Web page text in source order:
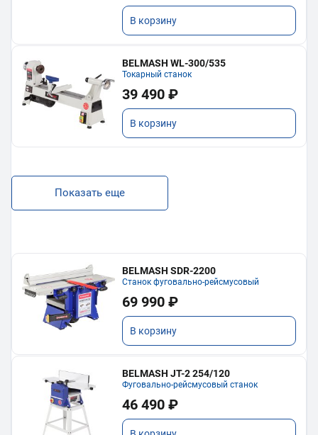
В корзину
BELMASH WL-300/535
Токарный станок
39 490 ₽
В корзину
Показать еще
BELMASH SDR-2200
Станок фуговально-рейсмусовый
69 990 ₽
В корзину
BELMASH JT-2 254/120
Фуговально-рейсмусовый станок
46 490 ₽